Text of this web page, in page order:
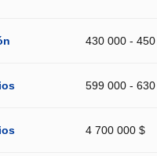
430 000 -
599 000 -
4 700 000 $